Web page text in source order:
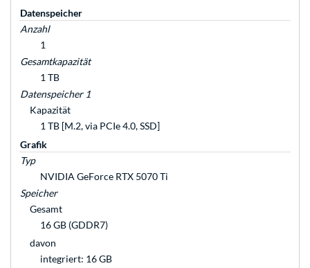
Datenspeicher
Anzahl
1
Gesamtkapazität
1 TB
Datenspeicher 1
Kapazität
1 TB [M.2, via PCIe 4.0, SSD]
Grafik
Typ
NVIDIA GeForce RTX 5070 Ti
Speicher
Gesamt
16 GB (GDDR7)
davon
integriert: 16 GB